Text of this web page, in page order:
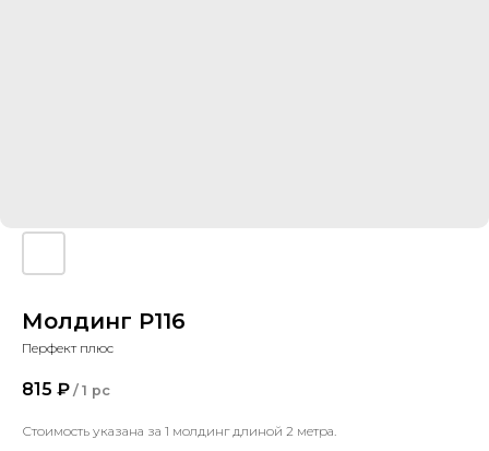
Молдинг P116
Перфект плюс
815 ₽ / 1 pc
Стоимость указана за 1 молдинг длиной 2 метра.